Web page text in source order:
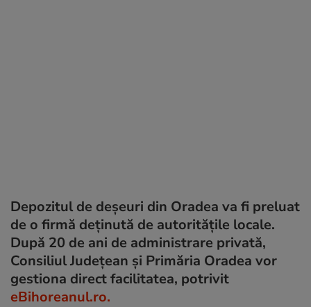
Depozitul de deșeuri din Oradea va fi preluat
de o firmă deținută de autoritățile locale.
După 20 de ani de administrare privată,
Consiliul Județean și Primăria Oradea vor
gestiona direct facilitatea, potrivit
eBihoreanul.ro.